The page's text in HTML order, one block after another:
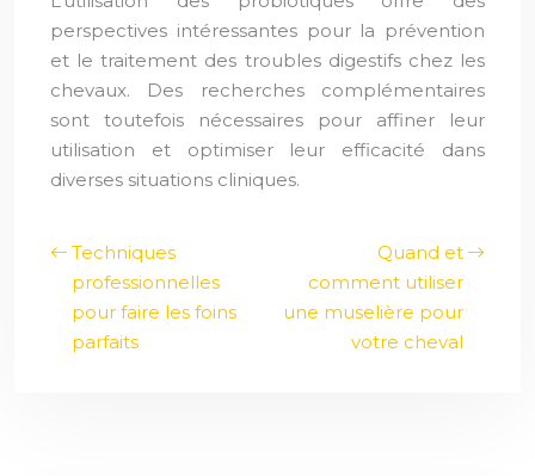
perspectives intéressantes pour la prévention
et le traitement des troubles digestifs chez les
chevaux. Des recherches complémentaires
sont toutefois nécessaires pour affiner leur
utilisation et optimiser leur efficacité dans
diverses situations cliniques.
Techniques
professionnelles
pour faire les foins
parfaits
Quand et
comment utiliser
une muselière pour
votre cheval